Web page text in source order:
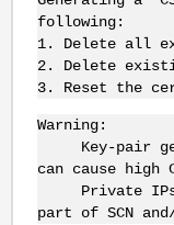
following:
1. Delete all
2. Delete
3. Reset the
Warning:
Key-pair
can cause high
Private IPs
part of SCN